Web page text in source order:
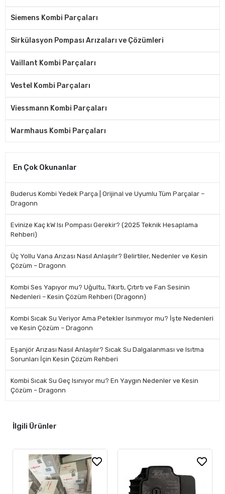
Siemens Kombi Parçaları
Sirkülasyon Pompası Arızaları ve Çözümleri
Vaillant Kombi Parçaları
Vestel Kombi Parçaları
Viessmann Kombi Parçaları
Warmhaus Kombi Parçaları
En Çok Okunanlar
Buderus Kombi Yedek Parça | Orijinal ve Uyumlu Tüm Parçalar –
Dragonn
Evinize Kaç kW Isı Pompası Gerekir? (2025 Teknik Hesaplama
Rehberi)
Üç Yollu Vana Arızası Nasıl Anlaşılır? Belirtiler, Nedenler ve Kesin
Çözüm – Dragonn
Kombi Ses Yapıyor mu? Uğultu, Tıkırtı, Çıtırtı ve Fan Sesinin
Nedenleri – Kesin Çözüm Rehberi (Dragonn)
Kombi Sıcak Su Veriyor Ama Petekler Isınmıyor mu? İşte Nedenleri
ve Kesin Çözüm – Dragonn
Eşanjör Arızası Nasıl Anlaşılır? Sıcak Su Dalgalanması ve Isıtma
Sorunları İçin Kesin Çözüm Rehberi
Kombi Sıcak Su Geç Isınıyor mu? En Yaygın Nedenler ve Kesin
Çözüm – Dragonn
İlgili Ürünler